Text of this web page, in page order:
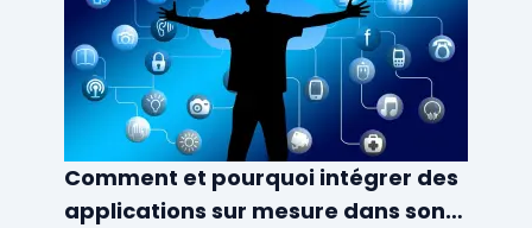
Comment et pourquoi intégrer des
applications sur mesure dans son